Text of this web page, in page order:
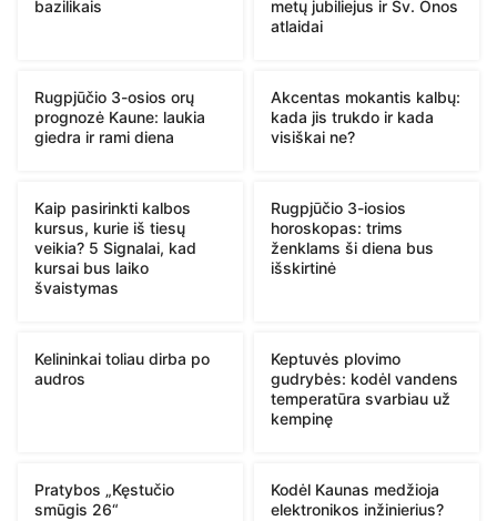
bazilikais
metų jubiliejus ir Šv. Onos
atlaidai
Rugpjūčio 3-osios orų
prognozė Kaune: laukia
giedra ir rami diena
Akcentas mokantis kalbų:
kada jis trukdo ir kada
visiškai ne?
Kaip pasirinkti kalbos
kursus, kurie iš tiesų
veikia? 5 Signalai, kad
kursai bus laiko
švaistymas
Rugpjūčio 3-iosios
horoskopas: trims
ženklams ši diena bus
išskirtinė
Kelininkai toliau dirba po
audros
Keptuvės plovimo
gudrybės: kodėl vandens
temperatūra svarbiau už
kempinę
Pratybos „Kęstučio
smūgis 26“
Kodėl Kaunas medžioja
elektronikos inžinierius?